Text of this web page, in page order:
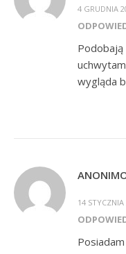
4 GRUDNIA
wygląda
14